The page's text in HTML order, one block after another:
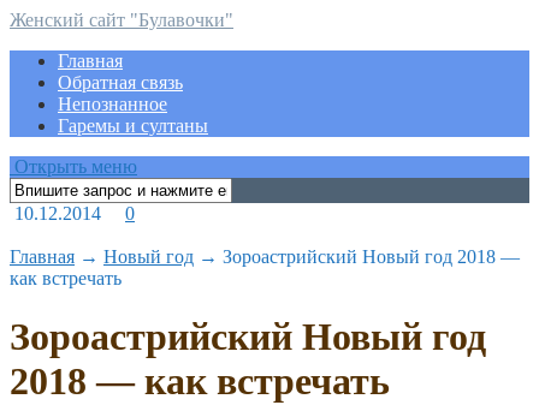
Женский сайт "Булавочки"
Главная
Обратная связь
Непознанное
Гаремы и султаны
Открыть меню
10.12.2014 0
Главная → Новый год → Зороастрийский Новый год 2018 —
как встречать
Зороастрийский Новый год
2018 — как встречать